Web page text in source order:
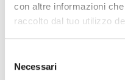
con altre informazioni
raccolto dal tuo utilizzo
delNecessari
Con il suosistema di
guarnizione
alluminio